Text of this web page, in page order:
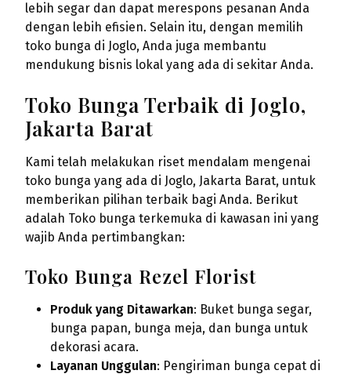
lebih segar dan dapat merespons pesanan Anda
dengan lebih efisien. Selain itu, dengan memilih
toko bunga di Joglo, Anda juga membantu
mendukung bisnis lokal yang ada di sekitar Anda.
Toko Bunga Terbaik di Joglo,
Jakarta Barat
Kami telah melakukan riset mendalam mengenai
toko bunga yang ada di Joglo, Jakarta Barat, untuk
memberikan pilihan terbaik bagi Anda. Berikut
adalah Toko bunga terkemuka di kawasan ini yang
wajib Anda pertimbangkan:
Toko Bunga Rezel Florist
Produk yang Ditawarkan: Buket bunga segar,
bunga papan, bunga meja, dan bunga untuk
dekorasi acara.
Layanan Unggulan: Pengiriman bunga cepat di